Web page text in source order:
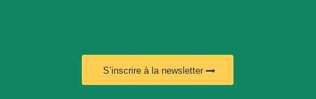
S’inscrire à la newsletter